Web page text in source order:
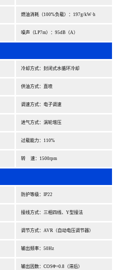
燃油消耗（100%负载）：197g/kW·h
噪声（LP7m）：95dB（A）
冷却方式：封闭式水循环冷却
供油方式：直喷
调速方式：电子调速
进气方式：涡轮增压
过载能力：110%
转 速：1500rpm
防护等级：IP22
接线方式：三相四线、Y型接法
调节方式：AVR（自动电压调节器）
输出频率：50Hz
输出因数：COSΦ=0.8（滞后）